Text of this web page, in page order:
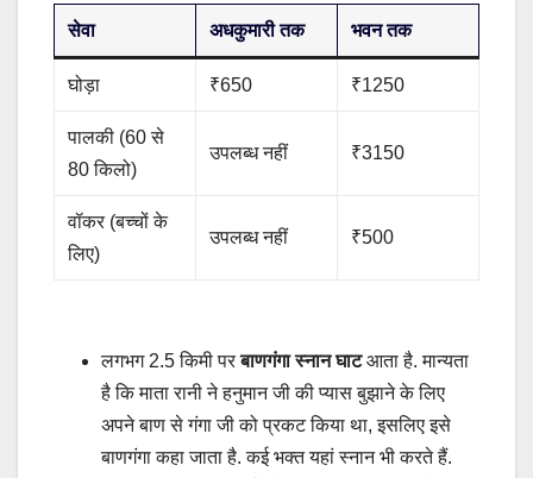
सेवा अधकुमारी तक भवन तक
घोड़ा ₹650 ₹1250
पालकी (60 से
80 किलो)
उपलब्ध नहीं ₹3150
वॉकर (बच्चों के
लिए)
उपलब्ध नहीं ₹500
लगभग 2.5 किमी परबाणगंगा स्नान घाटआता है. मान्यता
है कि माता रानी ने हनुमान जी की प्यास बुझाने के लिए
अपने बाण से गंगा जी को प्रकट किया था, इसलिए इसे
बाणगंगा कहा जाता है. कई भक्त यहां स्नान भी करते हैं.